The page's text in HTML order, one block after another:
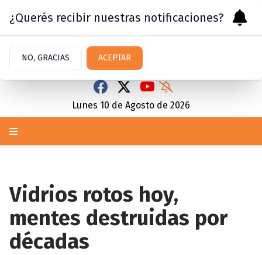
Lunes 10 de Agosto de 2026
Vidrios rotos hoy,
mentes destruidas por
décadas
¿Querés recibir nuestras notificaciones?
NO, GRACIAS ACEPTAR